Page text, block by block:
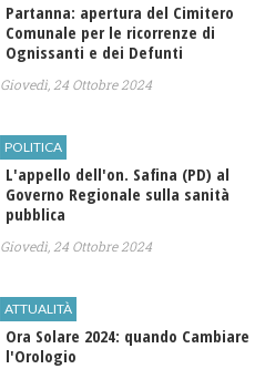
Partanna: apertura del Cimitero
Comunale per le ricorrenze di
Ognissanti e dei Defunti
Giovedì, 24 Ottobre 2024
POLITICA
L'appello dell'on. Safina (PD) al
Governo Regionale sulla sanità
pubblica
Giovedì, 24 Ottobre 2024
ATTUALITÀ
Ora Solare 2024: quando Cambiare
l'Orologio